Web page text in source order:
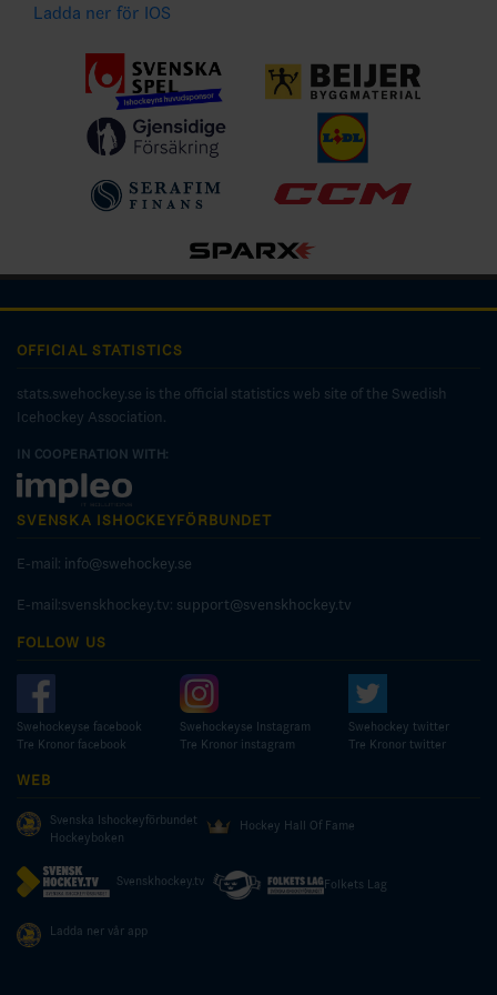
Ladda ner för IOS
OFFICIAL STATISTICS
stats.swehockey.se is the official statistics web site of the Swedish
Icehockey Association.
IN COOPERATION WITH:
SVENSKA ISHOCKEYFÖRBUNDET
E-mail: info@swehockey.se
E-mail:svenskhockey.tv: support@svenskhockey.tv
FOLLOW US
Swehockeyse facebook
Tre Kronor facebook
Swehockeyse Instagram
Tre Kronor instagram
Swehockey twitter
Tre Kronor twitter
WEB
Svenska Ishockeyförbundet
Hockeyboken
Hockey Hall Of Fame
Svenskhockey.tv Folkets Lag
Ladda ner vår app